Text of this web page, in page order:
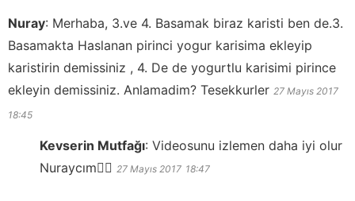
Nuray: Merhaba, 3.ve 4. Basamak biraz karisti ben de.3.
Basamakta Haslanan pirinci yogur karisima ekleyip
karistirin demissiniz , 4. De de yogurtlu karisimi pirince
ekleyin demissiniz. Anlamadim? Tesekkurler 27 Mayıs 2017
18:45
Kevserin Mutfağı: Videosunu izlemen daha iyi olur
Nuraycım👍🏻 27 Mayıs 2017 18:47